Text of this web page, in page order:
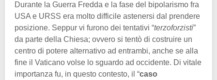
Durante la Guerra Fredda e la fase del bipolarismo fra
USA e URSS era molto difficile astenersi dal prendere
posizione. Seppur vi furono dei tentativi “terzoforzisti”
da parte della Chiesa; ovvero si tentò di costruire un
centro di potere alternativo ad entrambi, anche se alla
fine il Vaticano volse lo sguardo ad occidente. Di vitale
importanza fu, in questo contesto, il “caso